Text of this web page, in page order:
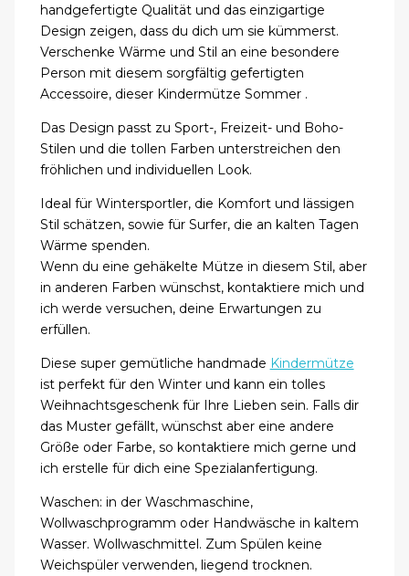
handgefertigte Qualität und das einzigartige
Design zeigen, dass du dich um sie kümmerst.
Verschenke Wärme und Stil an eine besondere
Person mit diesem sorgfältig gefertigten
Accessoire, dieser Kindermütze Sommer .
Das Design passt zu Sport-, Freizeit- und Boho-
Stilen und die tollen Farben unterstreichen den
fröhlichen und individuellen Look.
Ideal für Wintersportler, die Komfort und lässigen
Stil schätzen, sowie für Surfer, die an kalten Tagen
Wärme spenden.
Wenn du eine gehäkelte Mütze in diesem Stil, aber
in anderen Farben wünschst, kontaktiere mich und
ich werde versuchen, deine Erwartungen zu
erfüllen.
Diese super gemütliche handmade Kindermütze
ist perfekt für den Winter und kann ein tolles
Weihnachtsgeschenk für Ihre Lieben sein. Falls dir
das Muster gefällt, wünschst aber eine andere
Größe oder Farbe, so kontaktiere mich gerne und
ich erstelle für dich eine Spezialanfertigung.
Waschen: in der Waschmaschine,
Wollwaschprogramm oder Handwäsche in kaltem
Wasser. Wollwaschmittel. Zum Spülen keine
Weichspüler verwenden, liegend trocknen.